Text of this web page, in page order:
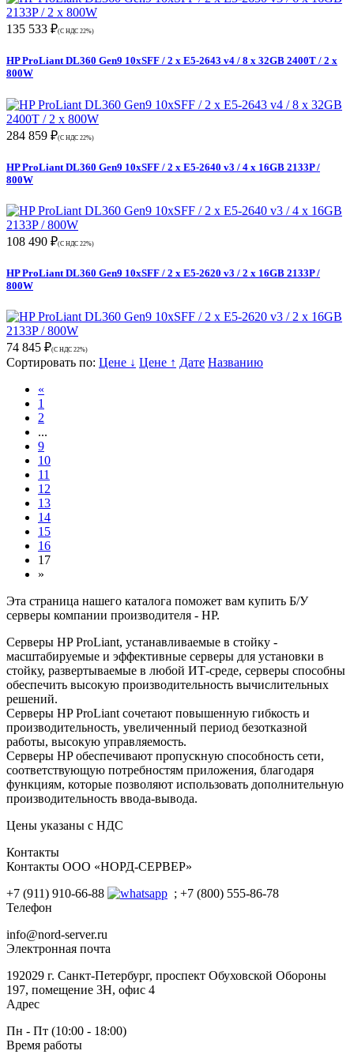
135 533 ₽(С НДС 22%)
HP ProLiant DL360 Gen9 10xSFF / 2 x E5-2643 v4 / 8 x 32GB 2400T / 2 x
800W
284 859 ₽(С НДС 22%)
HP ProLiant DL360 Gen9 10xSFF / 2 x E5-2640 v3 / 4 x 16GB 2133P /
800W
108 490 ₽(С НДС 22%)
HP ProLiant DL360 Gen9 10xSFF / 2 x E5-2620 v3 / 2 x 16GB 2133P /
800W
74 845 ₽(С НДС 22%)
Сортировать по: Цене ↓ Цене ↑ Дате Названию
«
1
2
...
9
10
11
12
13
14
15
16
17
»
Эта страница нашего каталога поможет вам купить Б/У
серверы компании производителя - HP.
Серверы HP ProLiant, устанавливаемые в стойку -
масштабируемые и эффективные серверы для установки в
стойку, развертываемые в любой ИТ-среде, серверы способны
обеспечить высокую производительность вычислительных
решений.
Серверы HP ProLiant сочетают повышенную гибкость и
производительность, увеличенный период безотказной
работы, высокую управляемость.
Серверы HP обеспечивают пропускную способность сети,
соответствующую потребностям приложения, благодаря
функциям, которые позволяют использовать дополнительную
производительность ввода-вывода.
Цены указаны с НДС
Контакты
Контакты ООО «НОРД-СЕРВЕР»
+7 (911) 910-66-88
; +7 (800) 555-86-78
Телефон
info@nord-server.ru
Электронная почта
192029 г. Санкт-Петербург, проспект Обуховской Обороны
197, помещение 3Н, офис 4
Адрес
Пн - Пт (10:00 - 18:00)
Время работы